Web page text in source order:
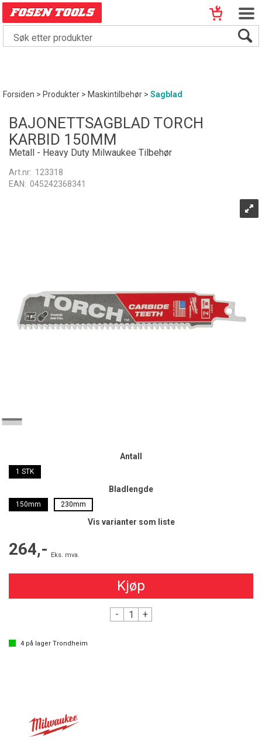
Forsiden>Produkter>Maskintilbehør>Sagblad
BAJONETTSAGBLAD TORCH
KARBID 150MM
Metall - Heavy Duty Milwaukee Tilbehør
Art.nr: 123318
EAN: 045242368341
Antall
1 STK
Bladlengde
150mm 230mm
Vis varianter som liste
264,- Eks. mva.
Kjøp
- +
4 på lager Trondheim